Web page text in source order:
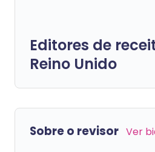
Editores de
Reino Unido
Sobre o revisor Ver